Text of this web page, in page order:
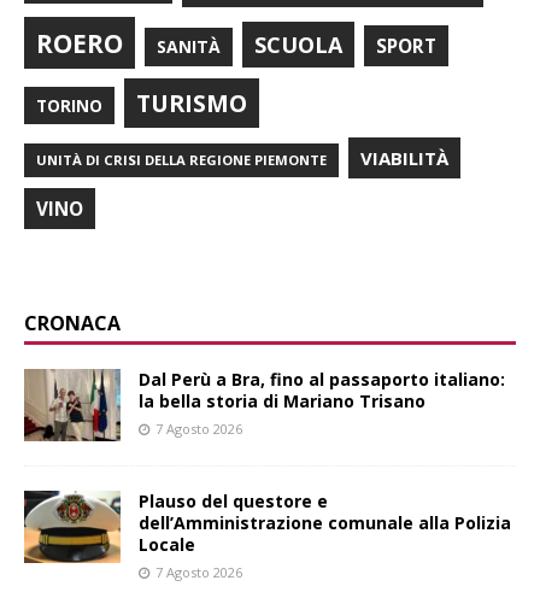
ROERO SANITÀ SCUOLA SPORT
TORINO TURISMO
UNITÀ DI CRISI DELLA REGIONE PIEMONTE VIABILITÀ
VINO
CRONACA
​Dal Perù a Bra, fino al passaporto italiano:
la bella storia di Mariano Trisano
7 Agosto 2026
Plauso del questore e
dell’Amministrazione comunale alla Polizia
Locale
7 Agosto 2026